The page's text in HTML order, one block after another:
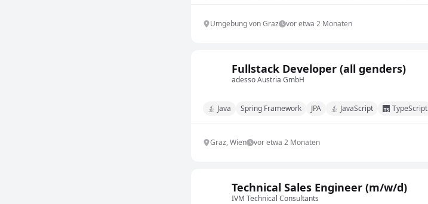
Umgebung von Graz vor etwa 2 Monaten
Fullstack Developer (all genders)
adesso Austria GmbH
Java Spring Framework JPA JavaScript TypeScript
Graz, Wien vor etwa 2 Monaten
Technical Sales Engineer (m/w/d)
IVM Technical Consultants